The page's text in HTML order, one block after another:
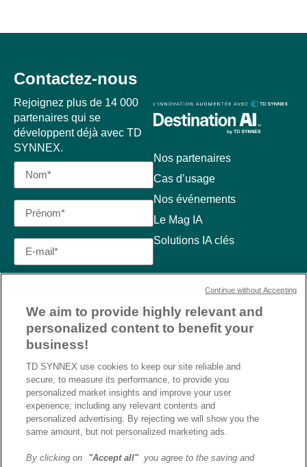
Nos partenaires
Cas d’usage
Nos événements
Le Mag IA
Solutions IA clés
Contactez-nous
Rejoignez plus de 14 000
partenaires qui se
développent déjà avec TD
SYNNEX.
We aim to provide highly relevant and
personalized content to benefit your
business!
TD SYNNEX use cookies to keep our site reliable and
secure, to measure its performance, to provide you
personalized market insights and improve your user
experience; including any relevant contents and
personalized advertising. By rejecting we will show you the
same amount, but not personalized marketing ads.
By clicking on "Accept all"you agree to the saving and
Continue without Accepting